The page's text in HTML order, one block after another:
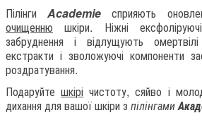
ПілінгиAcademie
сприяють
очищенню шкіри. Ніжні
забруднення і відлущують
екстракти і зволожуючі компоненти
роздратування.
Подаруйтешкірі чистоту, сяйво і
дихання для вашої шкіри з пілінгами